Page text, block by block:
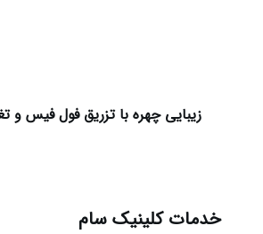
زیبایی چهره با تزریق فول فیس و
خدمات کلینیک سام